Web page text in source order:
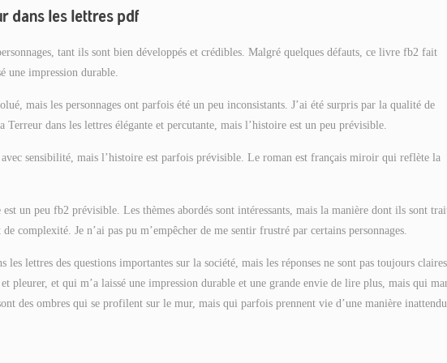
dans les lettres pdf
tant ils sont bien développés et crédibles. Malgré quelques défauts, ce livre fb2 fait
une impression durable.
mais les personnages ont parfois été un peu inconsistants. J’ai été surpris par la qualité de
dans les lettres élégante et percutante, mais l’histoire est un peu prévisible.
sensibilité, mais l’histoire est parfois prévisible. Le roman est français miroir qui reflète la
un peu fb2 prévisible. Les thèmes abordés sont intéressants, mais la manière dont ils sont
complexité. Je n’ai pas pu m’empêcher de me sentir frustré par certains personnages.
les lettres des questions importantes sur la société, mais les réponses ne sont pas toujours
pleurer, et qui m’a laissé une impression durable et une grande envie de lire plus, mais qui
des ombres qui se profilent sur le mur, mais qui parfois prennent vie d’une manière